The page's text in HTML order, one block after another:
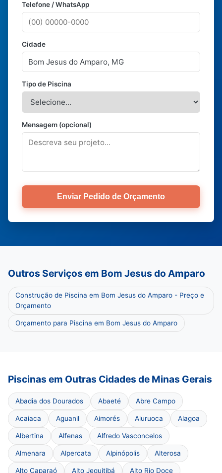
Telefone / WhatsApp
Cidade
Tipo de Piscina
Mensagem (opcional)
Enviar Pedido de Orçamento
Outros Serviços em Bom Jesus do Amparo
Construção de Piscina em Bom Jesus do Amparo - Preço e
Orçamento
Orçamento para Piscina em Bom Jesus do Amparo
Piscinas em Outras Cidades de Minas Gerais
Abadia dos Dourados Abaeté Abre Campo
Acaiaca Aguanil Aimorés Aiuruoca Alagoa
Albertina Alfenas Alfredo Vasconcelos
Almenara Alpercata Alpinópolis Alterosa
Alto Caparaó Alto Jequitibá Alto Rio Doce